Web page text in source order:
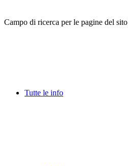
Campo di ricerca per le pagine del sito
Tutte le info